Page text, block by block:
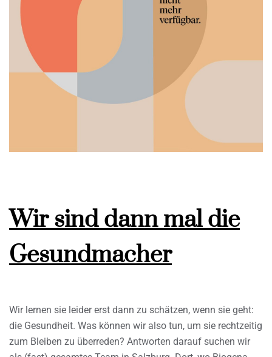
Wir sind dann mal die
Gesundmacher
Wir lernen sie leider erst dann zu schätzen, wenn sie geht:
die Gesundheit. Was können wir also tun, um sie rechtzeitig
zum Bleiben zu überreden? Antworten darauf suchen wir